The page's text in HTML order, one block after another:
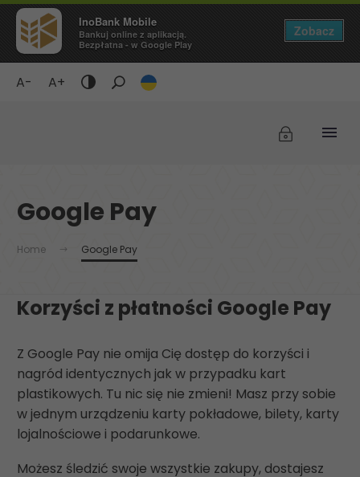
InoBank Mobile
Bankuj online z aplikacją.
Bezpłatna - w Google Play
Zobacz
A- A+
Tryb
i
żółty
tekst
Google Pay
Home Google Pay
Korzyści z płatności Google Pay
Z Google Pay nie omija Cię dostęp do korzyści i
nagród identycznych jak w przypadku kart
plastikowych. Tu nic się nie zmieni! Masz przy sobie
w jednym urządzeniu karty pokładowe, bilety, karty
lojalnościowe i podarunkowe.
Możesz śledzić swoje wszystkie zakupy, dostajesz